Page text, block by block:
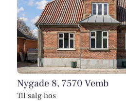
Nygade 8, 7570 Vemb
Til salg hos